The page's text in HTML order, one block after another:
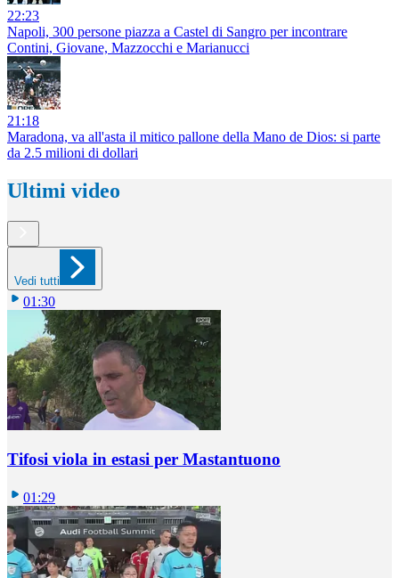
22:23
Napoli, 300 persone piazza a Castel di Sangro per incontrare
Contini, Giovane, Mazzocchi e Marianucci
21:18
Maradona, va all'asta il mitico pallone della Mano de Dios: si parte
da 2.5 milioni di dollari
Ultimi video
Vedi tutti
01:30
Tifosi viola in estasi per Mastantuono
01:29